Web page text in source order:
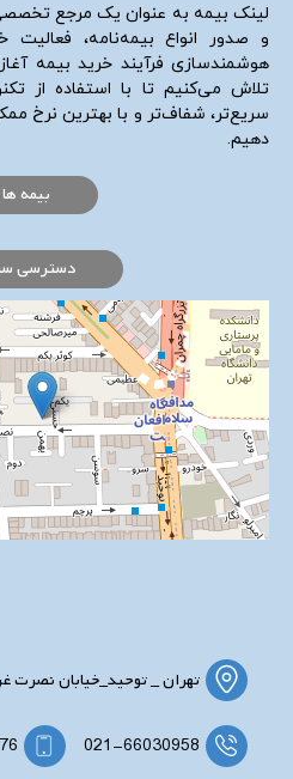
لینک بیمه به عنوان یک مرجع
و صدور انواع بیمه‌نامه،
هوشمندسازی فرآیند خرید بیمه
تلاش می‌کنیم تا با استفاده از
سریع‌تر، شفاف‌تر و با بهترین نرخ
دهیم.
بیمه ها
دسترسی
تهران _ توحید_خیابان نصرت
021-66030958